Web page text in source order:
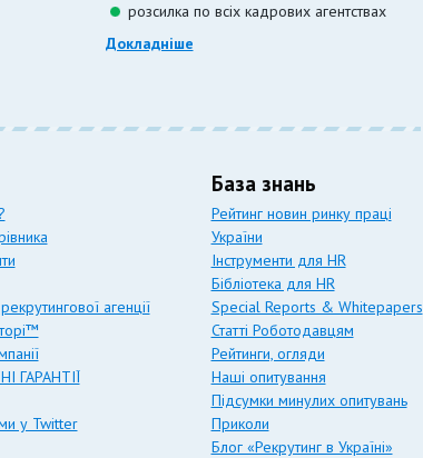
розсилка по всіх кадрових агентствах
Докладніше
агенції
ГАРАНТІЇ
у Twitter
База знань
Рейтинг новин ринку праці
України
Інструменти для HR
Бібліотека для HR
Special Reports & Whitepapers
Статті Роботодавцям
Рейтинги, огляди
Наші опитування
Підсумки минулих опитувань
Приколи
Блог «Рекрутинг в Україні»